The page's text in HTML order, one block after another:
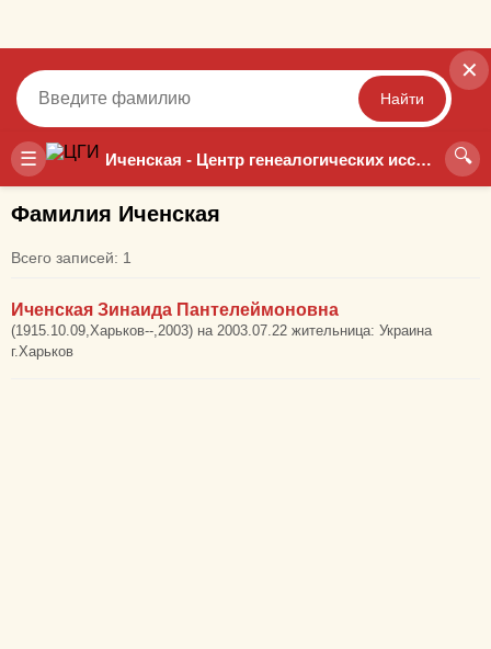
☰ Иченская - Центр генеалогических исследований 🔍
✕
Найти
Точный Неточный
Фамилия Иченская
Всего записей: 1
Иченская Зинаида Пантелеймоновна
(1915.10.09,Харьков--,2003) на 2003.07.22 жительница: Украина
г.Харьков